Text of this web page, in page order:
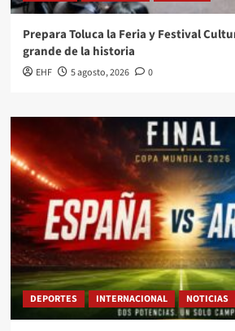
Prepara Toluca la Feria y Festival
grande de la historia
EHF 5 agosto, 2026 0
DEPORTES INTERNACIONAL NOTICIAS